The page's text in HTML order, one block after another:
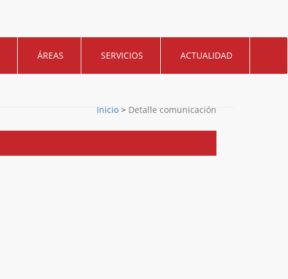
ÁREAS SERVICIOS ACTUALIDAD
Inicio > Detalle comunicación